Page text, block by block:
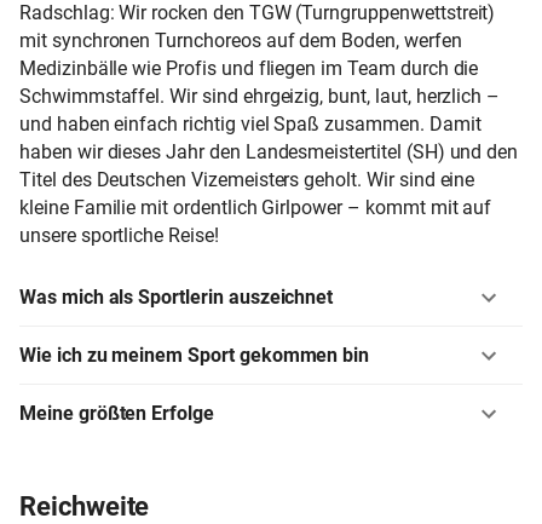
Radschlag: Wir rocken den TGW (Turngruppenwettstreit)
mit synchronen Turnchoreos auf dem Boden, werfen
Medizinbälle wie Profis und fliegen im Team durch die
Schwimmstaffel. Wir sind ehrgeizig, bunt, laut, herzlich –
und haben einfach richtig viel Spaß zusammen. Damit
haben wir dieses Jahr den Landesmeistertitel (SH) und den
Titel des Deutschen Vizemeisters geholt. Wir sind eine
kleine Familie mit ordentlich Girlpower – kommt mit auf
unsere sportliche Reise!
Was mich als Sportlerin auszeichnet
Wie ich zu meinem Sport gekommen bin
Meine größten Erfolge
Reichweite